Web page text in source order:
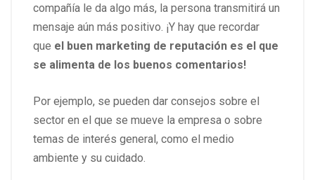
compañía le da algo más, la persona transmitirá un
mensaje aún más positivo. ¡Y hay que recordar
que el buen marketing de reputación es el que
se alimenta de los buenos comentarios!
Por ejemplo, se pueden dar consejos sobre el
sector en el que se mueve la empresa o sobre
temas de interés general, como el medio
ambiente y su cuidado.